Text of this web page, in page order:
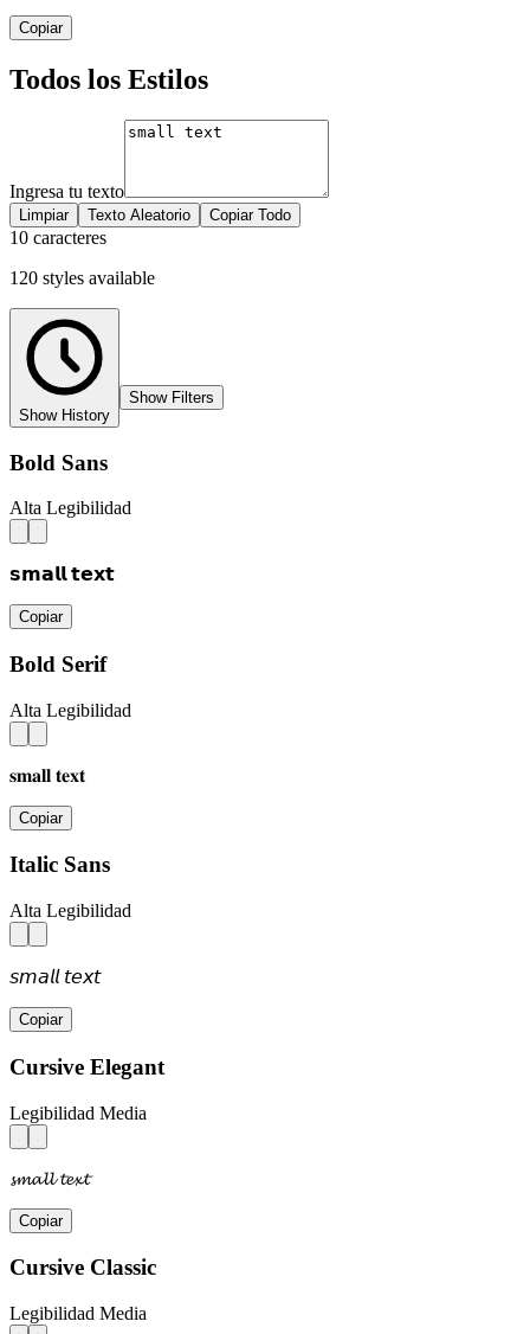
Copiar
Todos los Estilos
Ingresa tu texto
Limpiar Texto Aleatorio Copiar Todo
10 caracteres
120 styles available
Show History
Show Filters
Bold Sans
Alta Legibilidad
𝘀𝗺𝗮𝗹𝗹 𝘁𝗲𝘅𝘁
Copiar
Bold Serif
Alta Legibilidad
𝐬𝐦𝐚𝐥𝐥 𝐭𝐞𝐱𝐭
Copiar
Italic Sans
Alta Legibilidad
𝘴𝘮𝘢𝘭𝘭 𝘵𝘦𝘹𝘵
Copiar
Cursive Elegant
Legibilidad Media
𝓼𝓶𝓪𝓵𝓵 𝓽𝓮𝔁𝓽
Copiar
Cursive Classic
Legibilidad Media